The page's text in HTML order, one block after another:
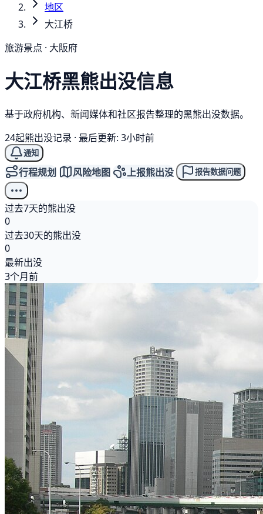
地区
大江桥
旅游景点 · 大阪府
大江桥黑熊出没信息
基于政府机构、新闻媒体和社区报告整理的黑熊出没数据。
24起熊出没记录 · 最后更新: 3小时前
通知
行程规划 风险地图 上报熊出没 报告数据问题
过去7天的熊出没
0
过去30天的熊出没
0
最新出没
3个月前